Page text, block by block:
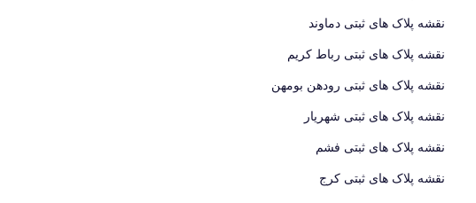
نقشه پلاک های ثبتی دماوند
نقشه پلاک های ثبتی رباط کریم
نقشه پلاک های ثبتی رودهن بومهن
نقشه پلاک های ثبتی شهریار
نقشه پلاک های ثبتی فشم
نقشه پلاک های ثبتی کرج